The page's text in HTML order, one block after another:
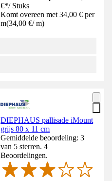
€*/ Stuks
Komt overeen met 34,00 € per
m(34,00 €/ m)
DIEPHAUS pallisade iMount
grijs 80 x 11 cm
Gemiddelde beoordeling: 3
van 5 sterren. 4
Beoordelingen.